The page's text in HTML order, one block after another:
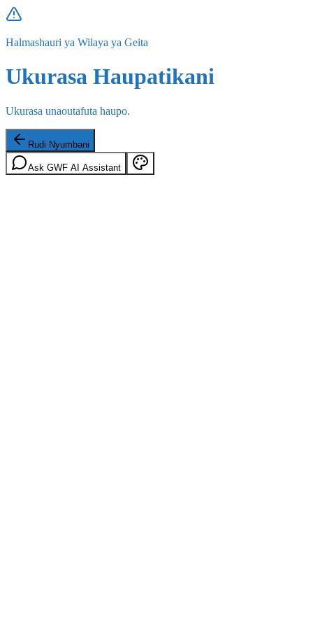
Halmashauri ya Wilaya ya Geita
Ukurasa Haupatikani
Ukurasa unaoutafuta haupo.
Rudi Nyumbani
Ask GWF AI Assistant